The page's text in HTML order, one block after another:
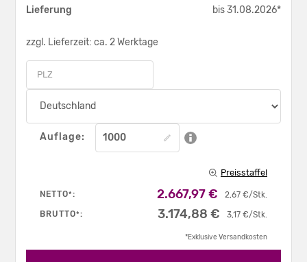
Lieferung bis 31.08.2026*
zzgl. Lieferzeit: ca. 2 Werktage
Auflage:
Preisstaffel
NETTO*: 2,67 €/Stk.
2.667,97 €
BRUTTO*: 3,17 €/Stk.
3.174,88 €
*Exklusive Versandkosten